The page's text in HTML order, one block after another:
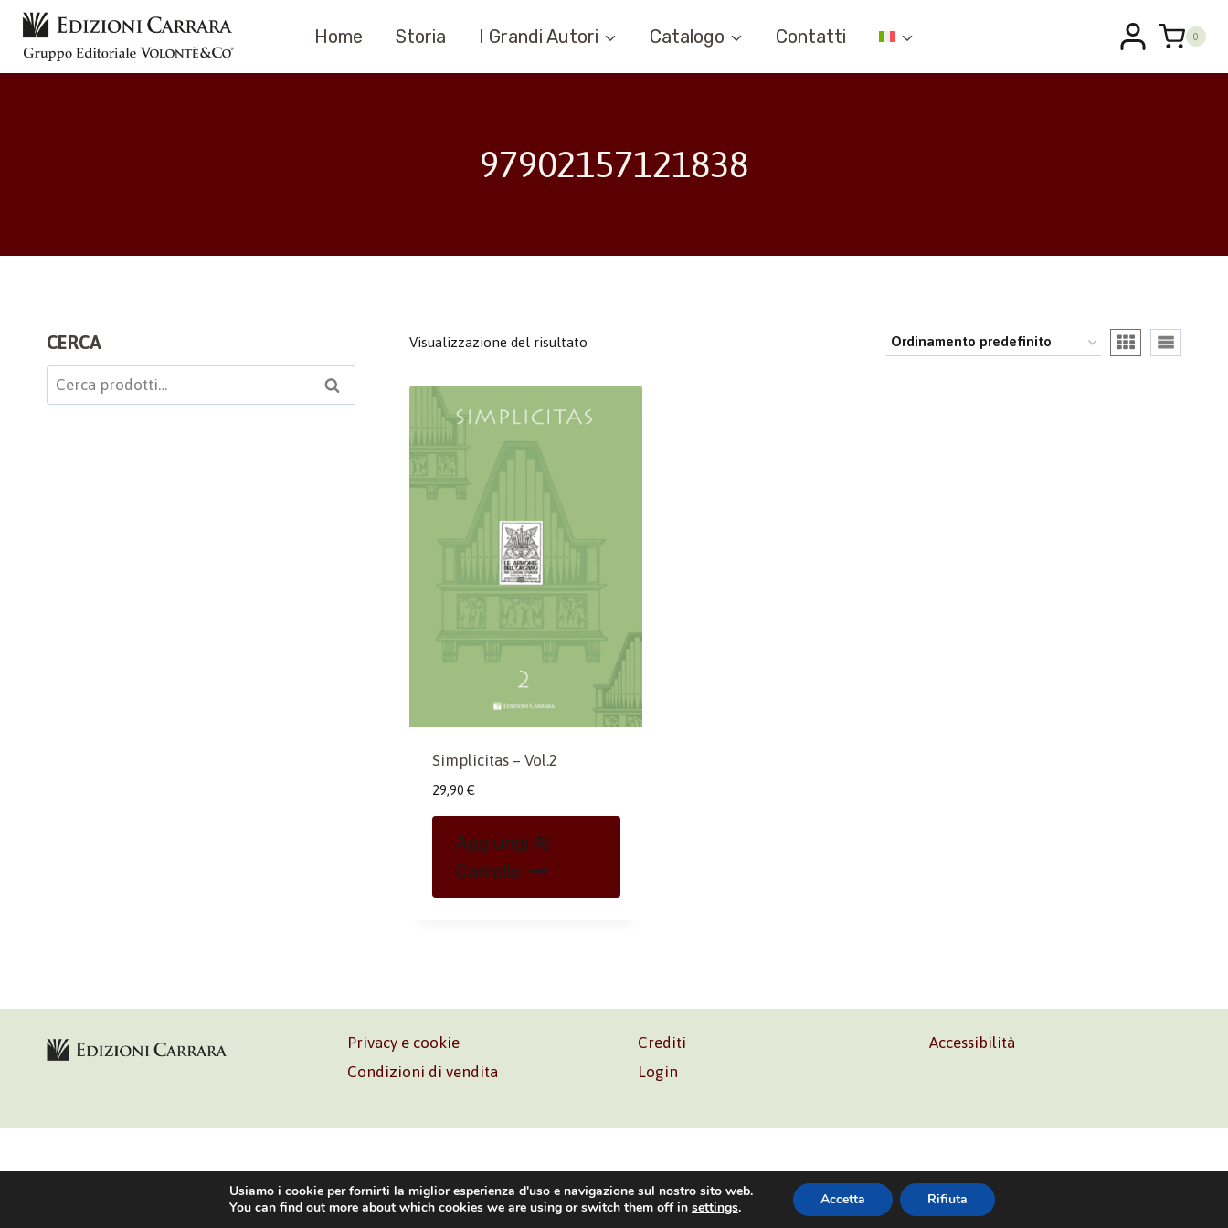
Salta
contenuto
Home Storia I Grandi Autori Catalogo Contatti 0
97902157121838
Visualizzazione del risultato
Simplicitas – Vol.2
29,90 €
Aggiungi Al
Carrello
CERCA
Cerca: Cerca
Privacy e cookie
Condizioni di vendita
Crediti
Login
Accessibilità
Usiamo i cookie per fornirti la miglior esperienza d'uso e navigazione sul nostro sito web.
You can find out more about which cookies we are using or switch them off in settings. Accetta Rifiuta